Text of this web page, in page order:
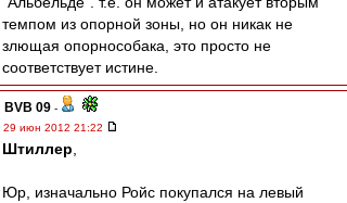
темпом из опорной зоны, но он никак не
злющая опорнособака, это просто не
соответствует истине.
BVB 09 -
29 июн 2012 21:22
Штиллер
Юр, изначально Ройс покупался на левый